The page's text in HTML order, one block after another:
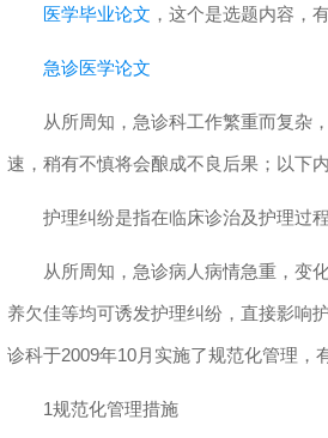
医学毕业论文 ，这个是选题内容，
急诊医学论文
从所周知，急诊科工作繁重而复杂
速，稍有不慎将会酿成不良后果；以下
护理纠纷是指在临床诊治及护理过
从所周知，急诊病人病情急重，变
养欠佳等均可诱发护理纠纷，直接影响
诊科于2009年10月实施了规范化管理，
1规范化管理措施